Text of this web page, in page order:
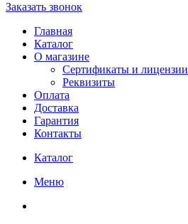
Заказать звонок
Главная
Каталог
О магазине
Сертификаты и лицензии
Реквизиты
Оплата
Доставка
Гарантия
Контакты
Каталог
Меню